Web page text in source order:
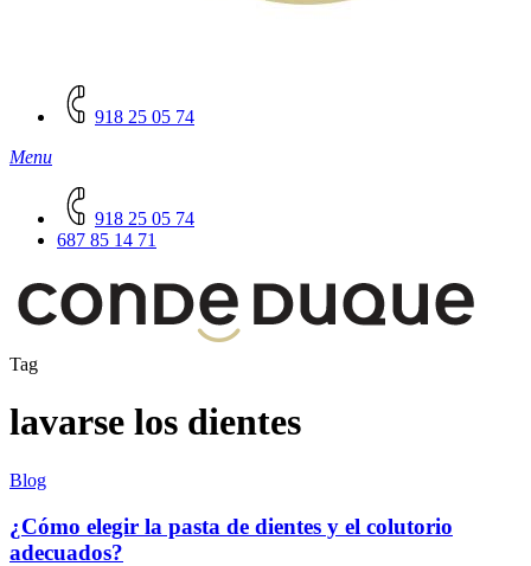
918 25 05 74
Menu
918 25 05 74
687 85 14 71
Tag
lavarse los dientes
Blog
¿Cómo elegir la pasta de dientes y el colutorio
adecuados?